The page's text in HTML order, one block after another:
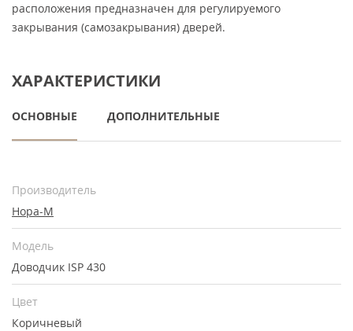
расположения предназначен для регулируемого
закрывания (самозакрывания) дверей.
ХАРАКТЕРИСТИКИ
ОСНОВНЫЕ ДОПОЛНИТЕЛЬНЫЕ
Производитель
Нора-М
Модель
Доводчик ISP 430
Цвет
Коричневый